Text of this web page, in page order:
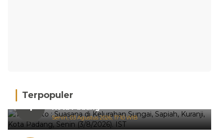
Terpopuler
1
Hujan Deras, 15 Titik Banjir Terdeteksi di
Kota Padang
Senin, 03 Agustus 2026, 17:10 WIB